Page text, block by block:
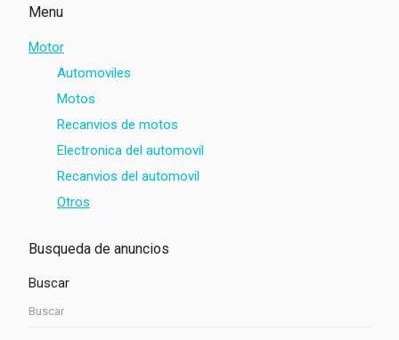
Menu
Motor
Automoviles
Motos
Recanvios de motos
Electronica del automovil
Recanvios del automovil
Otros
Busqueda de anuncios
Buscar